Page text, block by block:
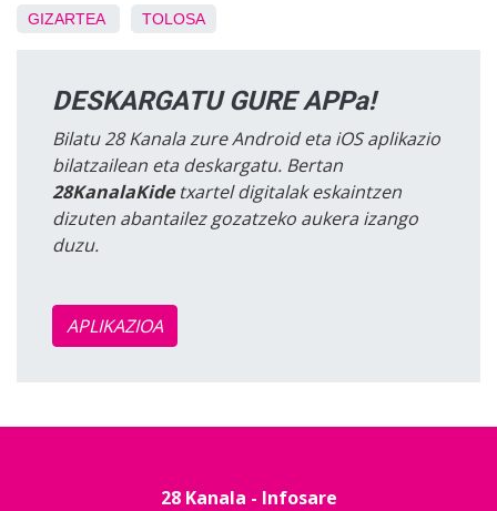
GIZARTEA TOLOSA
DESKARGATU GURE APPa!
Bilatu 28 Kanala zure Android eta iOS aplikazio
bilatzailean eta deskargatu. Bertan
28KanalaKidetxartel digitalak eskaintzen
dizuten abantailez gozatzeko aukera izango
duzu.
APLIKAZIOA
28 Kanala - Infosare